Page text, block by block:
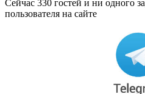
Сейчас 330 гостей и ни одного
пользователя на сайте